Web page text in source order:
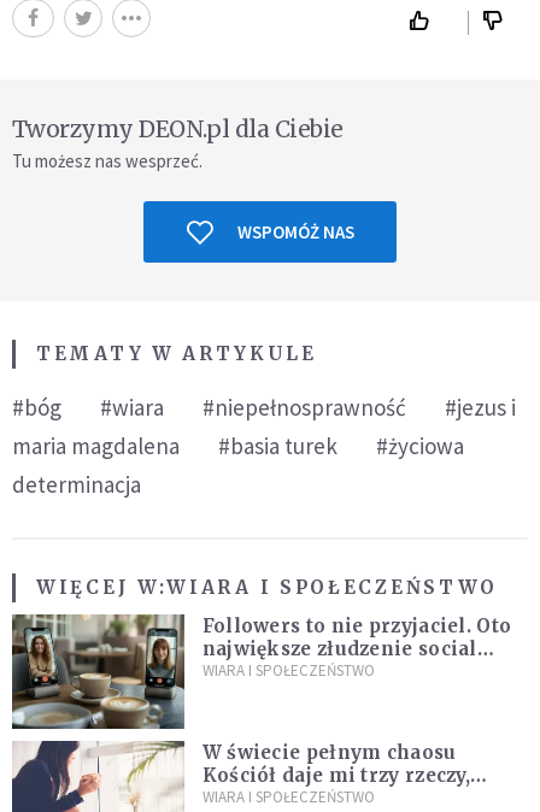
Tworzymy DEON.pl dla Ciebie
Tu możesz nas wesprzeć.
WSPOMÓŻ NAS
TEMATY W ARTYKULE
#bóg #wiara #niepełnosprawność
#jezus i
maria magdalena
#basia turek
#życiowa
determinacja
WIĘCEJ W:WIARA I SPOŁECZEŃSTWO
Followers to nie przyjaciel. Oto
największe złudzenie social
mediów
WIARA I SPOŁECZEŃSTWO
W świecie pełnym chaosu
Kościół daje mi trzy rzeczy,
których wszystkim dziś bardzo
WIARA I SPOŁECZEŃSTWO